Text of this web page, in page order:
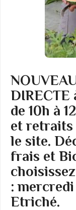
DIRECTE
de 10h à
et retraits
le site.
frais et
:
Etriché.